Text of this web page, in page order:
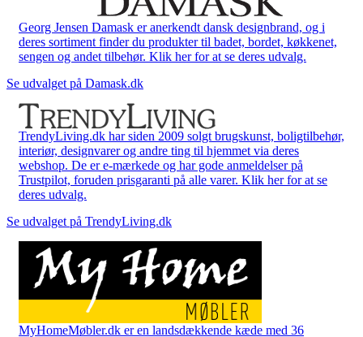
Georg Jensen Damask er anerkendt dansk designbrand, og i
deres sortiment finder du produkter til badet, bordet, køkkenet,
sengen og andet tilbehør. Klik her for at se deres udvalg.
Se udvalget på Damask.dk
TrendyLiving.dk har siden 2009 solgt brugskunst, boligtilbehør,
interiør, designvarer og andre ting til hjemmet via deres
webshop. De er e-mærkede og har gode anmeldelser på
Trustpilot, foruden prisgaranti på alle varer. Klik her for at se
deres udvalg.
Se udvalget på TrendyLiving.dk
MyHomeMøbler.dk er en landsdækkende kæde med 36